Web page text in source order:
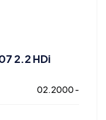
2.2 HDi
02.2000 -